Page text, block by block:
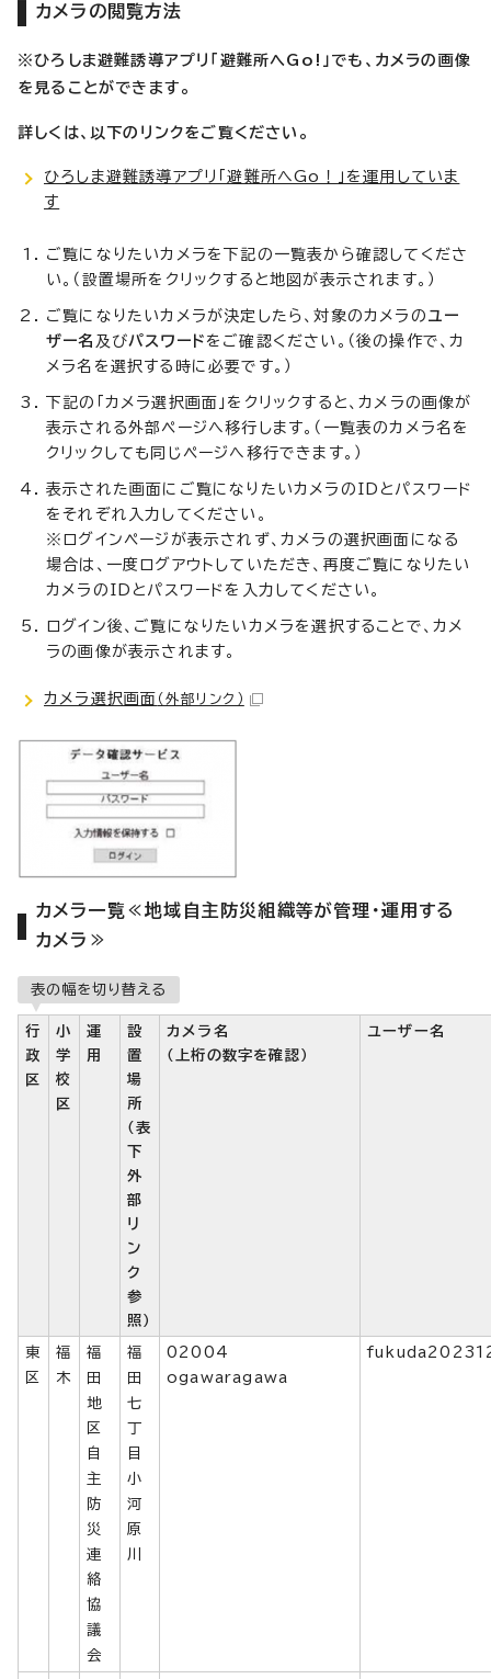
カメラの閲覧方法
※ひろしま避難誘導アプリ「避難所へGo!」でも、カメラの画像
を見ることができます。
詳しくは、以下のリンクをご覧ください。
ひろしま避難誘導アプリ「避難所へGo！」を運用していま
す
ご覧になりたいカメラを下記の一覧表から確認してくださ
い。（設置場所をクリックすると地図が表示されます。）
ご覧になりたいカメラが決定したら、対象のカメラの ユー
ザー名 及びパスワード をご確認ください。（後の操作で、カ
メラ名を選択する時に必要です。）
下記の「カメラ選択画面」をクリックすると、カメラの画像が
表示される外部ページへ移行します。（一覧表のカメラ名を
クリックしても同じページへ移行できます。）
表示された画面にご覧になりたいカメラのIDとパスワード
をそれぞれ入力してください。
※ログインページが表示されず、カメラの選択画面になる
場合は、一度ログアウトしていただき、再度ご覧になりたい
カメラのIDとパスワードを入力してください。
ログイン後、ご覧になりたいカメラを選択することで、カメ
ラの画像が表示されます。
カメラ選択画面 （外部リンク）
カメラ一覧≪地域自主防災組織等が管理・運用する
カメラ≫
表の幅を切り替える
行
政
区
小
学
校
区
運
用
設
置
場
所
（表
下
外
部
リ
ン
ク
参
照）
カメラ名
（上桁の数字を確認）
ユーザー名
東
区
福
木
福
田
地
区
自
主
防
災
連
絡
協
議
会
福
田
七
丁
目
小
河
原
川
02004
ogawaragawa